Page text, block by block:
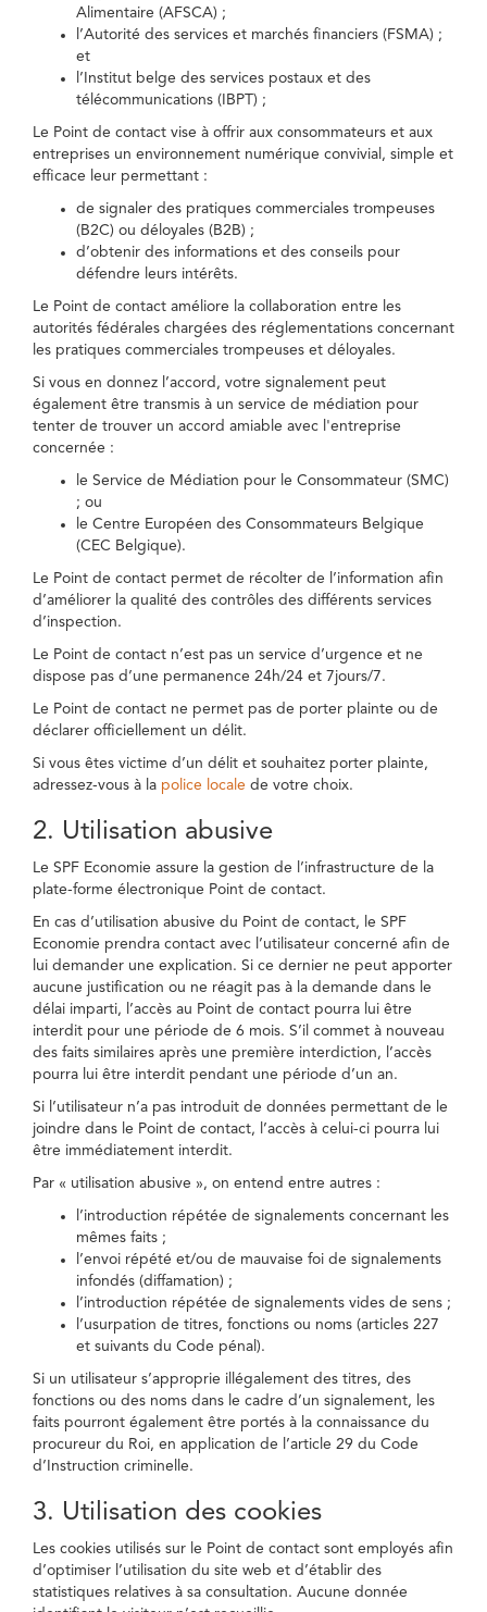
Alimentaire (AFSCA) ;
l’Autorité des services et marchés financiers (FSMA) ;
et
l’Institut belge des services postaux et des
télécommunications (IBPT) ;
Le Point de contact vise à offrir aux consommateurs et aux
entreprises un environnement numérique convivial, simple et
efficace leur permettant :
de signaler des pratiques commerciales trompeuses
(B2C) ou déloyales (B2B) ;
d’obtenir des informations et des conseils pour
défendre leurs intérêts.
Le Point de contact améliore la collaboration entre les
autorités fédérales chargées des réglementations concernant
les pratiques commerciales trompeuses et déloyales.
Si vous en donnez l’accord, votre signalement peut
également être transmis à un service de médiation pour
tenter de trouver un accord amiable avec l'entreprise
concernée :
le Service de Médiation pour le Consommateur (SMC)
; ou
le Centre Européen des Consommateurs Belgique
(CEC Belgique).
Le Point de contact permet de récolter de l’information afin
d’améliorer la qualité des contrôles des différents services
d’inspection.
Le Point de contact n’est pas un service d’urgence et ne
dispose pas d’une permanence 24h/24 et 7jours/7.
Le Point de contact ne permet pas de porter plainte ou de
déclarer officiellement un délit.
Si vous êtes victime d’un délit et souhaitez porter plainte,
adressez-vous à la police locale de votre choix.
2. Utilisation abusive
Le SPF Economie assure la gestion de l’infrastructure de la
plate-forme électronique Point de contact.
En cas d’utilisation abusive du Point de contact, le SPF
Economie prendra contact avec l’utilisateur concerné afin de
lui demander une explication. Si ce dernier ne peut apporter
aucune justification ou ne réagit pas à la demande dans le
délai imparti, l’accès au Point de contact pourra lui être
interdit pour une période de 6 mois. S’il commet à nouveau
des faits similaires après une première interdiction, l’accès
pourra lui être interdit pendant une période d’un an.
Si l’utilisateur n’a pas introduit de données permettant de le
joindre dans le Point de contact, l’accès à celui-ci pourra lui
être immédiatement interdit.
Par « utilisation abusive », on entend entre autres :
l’introduction répétée de signalements concernant les
mêmes faits ;
l’envoi répété et/ou de mauvaise foi de signalements
infondés (diffamation) ;
l’introduction répétée de signalements vides de sens ;
l’usurpation de titres, fonctions ou noms (articles 227
et suivants du Code pénal).
Si un utilisateur s’approprie illégalement des titres, des
fonctions ou des noms dans le cadre d’un signalement, les
faits pourront également être portés à la connaissance du
procureur du Roi, en application de l’article 29 du Code
d’Instruction criminelle.
3. Utilisation des cookies
Les cookies utilisés sur le Point de contact sont employés afin
d’optimiser l’utilisation du site web et d’établir des
statistiques relatives à sa consultation. Aucune donnée